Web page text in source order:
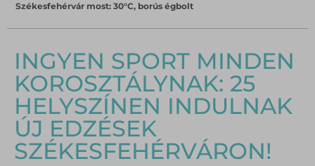
Székesfehérvár most: 30°C, borús égbolt
INGYEN SPORT MINDEN
KOROSZTÁLYNAK: 25
HELYSZÍNEN INDULNAK
ÚJ EDZÉSEK
SZÉKESFEHÉRVÁRON!